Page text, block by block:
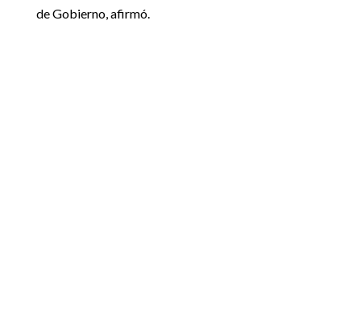
de Gobierno, afirmó.